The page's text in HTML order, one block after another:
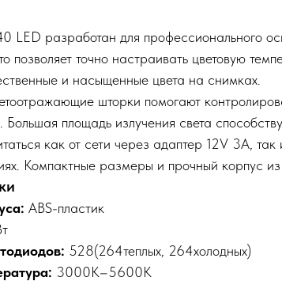
LED разработан для профессионального
позволяет точно настраивать цветовую
и насыщенные цвета на снимках.​
шторки помогают
Большая площадь излучения света
как от сети через адаптер 12V 3A,
Компактные размеры и прочный корпус
ABS-пластик​
528(264теплых, 264холодных)​
3000K–5600K​